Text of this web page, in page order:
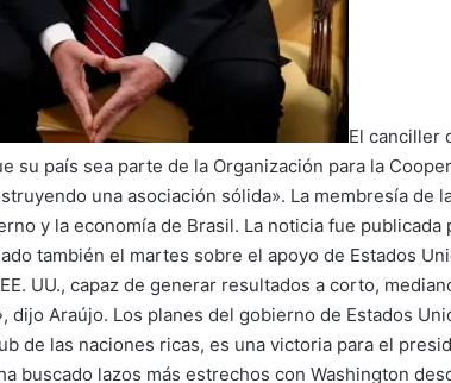
El canciller
país sea parte de la Organización para la
una asociación sólida». La membresía de
y la economía de Brasil. La noticia fue
también el martes sobre el apoyo de Estados
UU., capaz de generar resultados a corto,
Araújo. Los planes del gobierno de Estados
de las naciones ricas, es una victoria para el
buscado lazos más estrechos con Washington